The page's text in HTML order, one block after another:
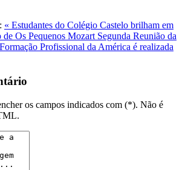
« ‍Estudantes do Colégio Castelo brilham em
de Os Pequenos Mozart Segunda Reunião da
Profissional da América é realizada
os campos indicados com (*). Não é